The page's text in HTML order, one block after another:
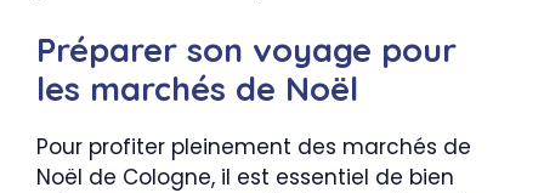
Préparer son voyage pour
les marchés de Noël
Pour profiter pleinement des marchés de
Noël de Cologne, il est essentiel de bien